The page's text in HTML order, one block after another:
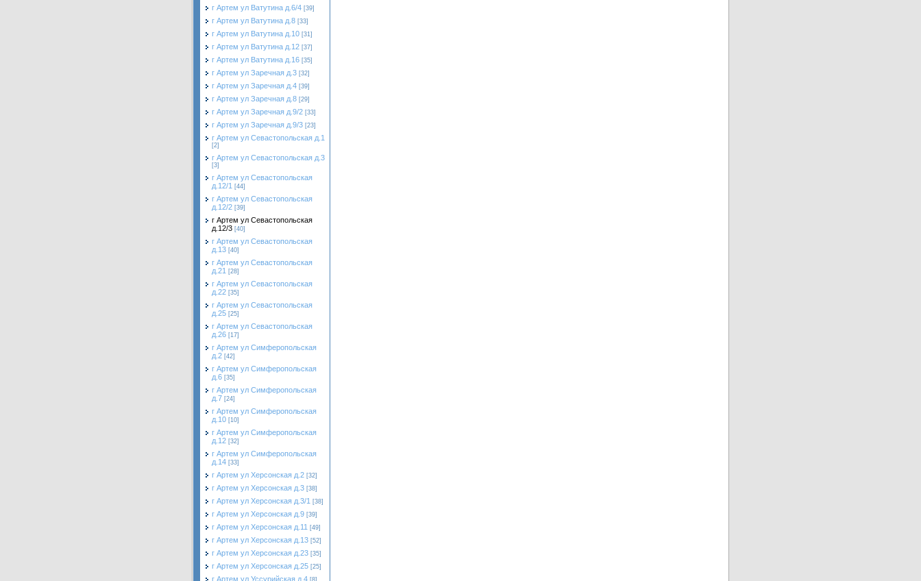
г Артем ул Ватутина д.6/4 [39]
г Артем ул Ватутина д.8 [33]
г Артем ул Ватутина д.10 [31]
г Артем ул Ватутина д.12 [37]
г Артем ул Ватутина д.16 [35]
г Артем ул Заречная д.3 [32]
г Артем ул Заречная д.4 [39]
г Артем ул Заречная д.8 [29]
г Артем ул Заречная д.9/2 [33]
г Артем ул Заречная д.9/3 [23]
г Артем ул Севастопольская д.1
[2]
г Артем ул Севастопольская д.3
[3]
г Артем ул Севастопольская
д.12/1 [44]
г Артем ул Севастопольская
д.12/2 [39]
г Артем ул Севастопольская
д.12/3 [40]
г Артем ул Севастопольская
д.13 [40]
г Артем ул Севастопольская
д.21 [28]
г Артем ул Севастопольская
д.22 [35]
г Артем ул Севастопольская
д.25 [25]
г Артем ул Севастопольская
д.26 [17]
г Артем ул Симферопольская
д.2 [42]
г Артем ул Симферопольская
д.6 [35]
г Артем ул Симферопольская
д.7 [24]
г Артем ул Симферопольская
д.10 [10]
г Артем ул Симферопольская
д.12 [32]
г Артем ул Симферопольская
д.14 [33]
г Артем ул Херсонская д.2 [32]
г Артем ул Херсонская д.3 [38]
г Артем ул Херсонская д.3/1 [38]
г Артем ул Херсонская д.9 [39]
г Артем ул Херсонская д.11 [49]
г Артем ул Херсонская д.13 [52]
г Артем ул Херсонская д.23 [35]
г Артем ул Херсонская д.25 [25]
г Артем ул Уссурийская д.4 [8]